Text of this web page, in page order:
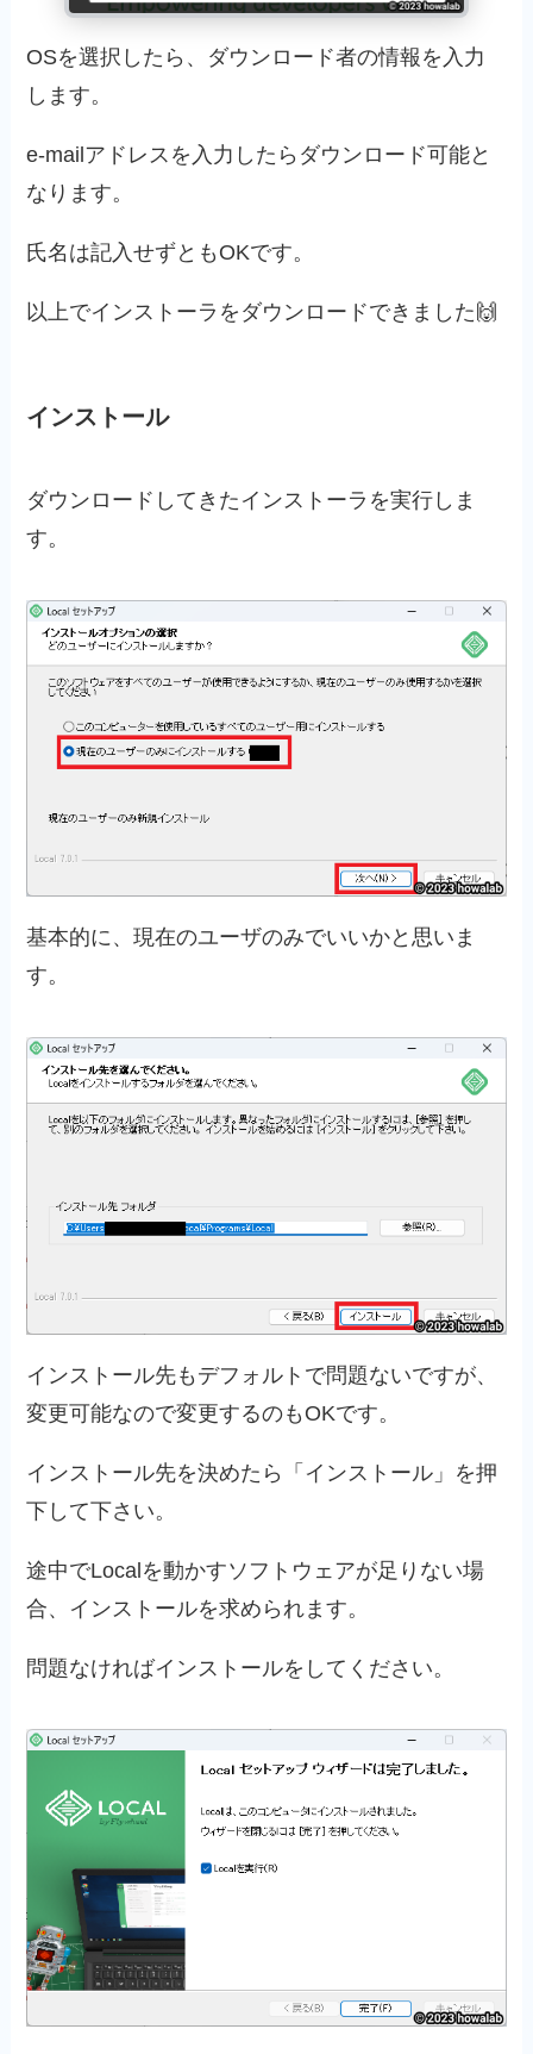
OSを選択したら、ダウンロード者の情報を入力
します。
e-mailアドレスを入力したらダウンロード可能と
なります。
氏名は記入せずともOKです。
以上でインストーラをダウンロードできました🙌
インストール
ダウンロードしてきたインストーラを実行しま
す。
基本的に、現在のユーザのみでいいかと思いま
す。
インストール先もデフォルトで問題ないですが、
変更可能なので変更するのもOKです。
インストール先を決めたら「インストール」を押
下して下さい。
途中でLocalを動かすソフトウェアが足りない場
合、インストールを求められます。
問題なければインストールをしてください。